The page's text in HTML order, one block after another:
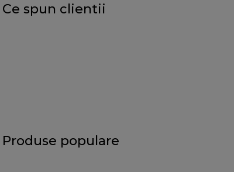
Ce spun clientii
Produse populare